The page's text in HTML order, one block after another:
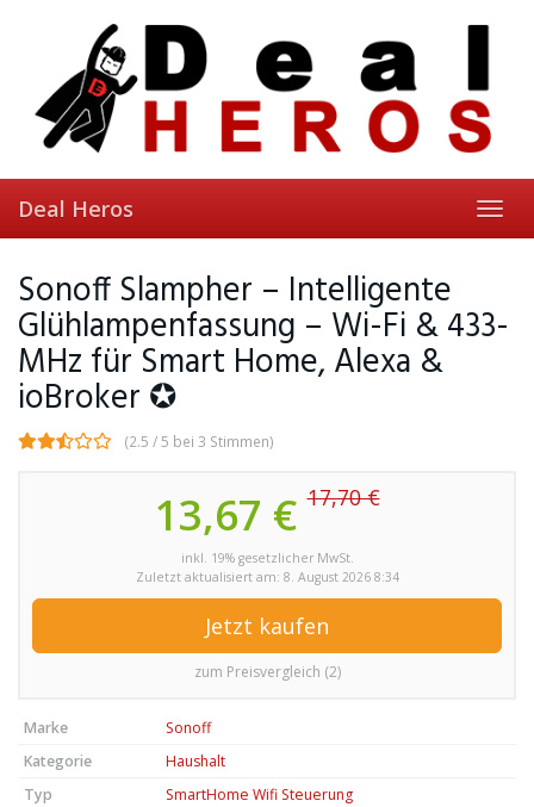
Deal Heros
Sonoff Slampher – Intelligente
Glühlampenfassung – Wi-Fi & 433-
MHz für Smart Home, Alexa &
ioBroker ✪
(2.5 / 5 bei 3 Stimmen)
13,67 €17,70 €
inkl. 19% gesetzlicher MwSt.
Zuletzt aktualisiert am: 8. August 2026 8:34
Jetzt kaufen
zum Preisvergleich (2)
Marke
Sonoff
Kategorie
Haushalt
Typ
SmartHome Wifi Steuerung